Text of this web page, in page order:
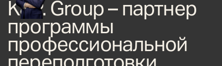
K&P. Group – партнер
программы
профессиональной